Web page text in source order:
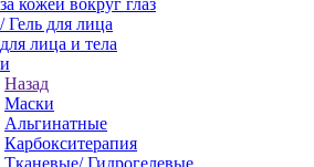
кожей вокруг глаз
Гель для лица
лица и тела
Назад
Маски
Альгинатные
Карбокситерапия
Тканевые/ Гидрогелевые